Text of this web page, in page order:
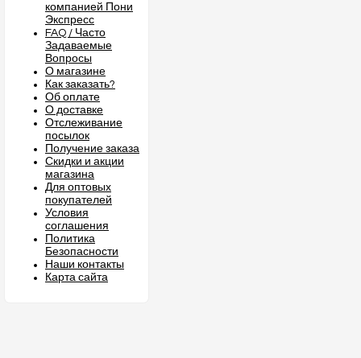
компанией Пони
Экспресс
FAQ / Часто
Задаваемые
Вопросы
О магазине
Как заказать?
Об оплате
О доставке
Отслеживание
посылок
Получение заказа
Скидки и акции
магазина
Для оптовых
покупателей
Условия
соглашения
Политика
Безопасности
Наши контакты
Карта сайта